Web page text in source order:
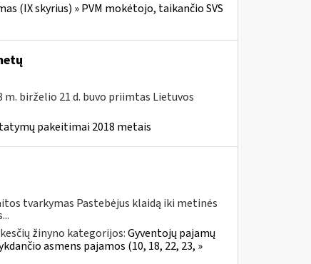
(IX skyrius) » PVM mokėtojo, taikančio SVS
birželio 21 d. buvo priimtas Lietuvos
pakeitimai 2018 metais
tvarkymas Pastebėjus klaidą iki metinės
žinyno kategorijos:Gyventojų pajamų
asmens pajamos (10, 18, 22, 23, »